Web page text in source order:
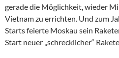
gerade die Möglichkeit, wieder
Vietnam zu errichten. Und zum
Starts feierte Moskau sein
Start neuer „schrecklicher“